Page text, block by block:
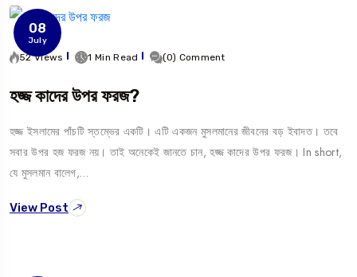
08
July
52 Views 1 Min Read (0) Comment
হজ্জ কাদের উপর ফরজ?
হজ্জ ইসলামের পাঁচটি স্তম্ভের একটি। এটি একজন মুসলমানের জীবনের বড় ইবাদত। তবে
সবার উপর হজ ফরজ নয়। তাই অনেকেই জানতে চান, হজ্জ কাদের উপর ফরজ। In short,
যে মুসলমান বালেগ,…
View Post